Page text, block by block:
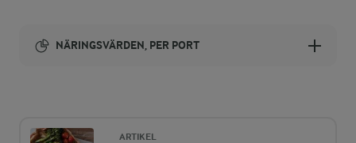
NÄRINGSVÄRDEN, PER PORT
ARTIKEL